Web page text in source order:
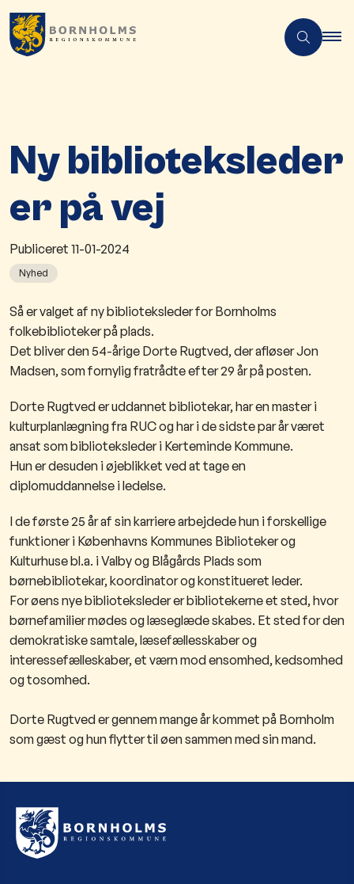
Ny biblioteksleder
er på vej
Publiceret 11-01-2024
Nyhed
Så er valget af ny biblioteksleder for Bornholms
folkebiblioteker på plads.
Det bliver den 54-årige Dorte Rugtved, der afløser Jon
Madsen, som fornylig fratrådte efter 29 år på posten.
Dorte Rugtved er uddannet bibliotekar, har en master i
kulturplanlægning fra RUC og har i de sidste par år været
ansat som biblioteksleder i Kerteminde Kommune.
Hun er desuden i øjeblikket ved at tage en
diplomuddannelse i ledelse.
I de første 25 år af sin karriere arbejdede hun i forskellige
funktioner i Københavns Kommunes Biblioteker og
Kulturhuse bl.a. i Valby og Blågårds Plads som
børnebibliotekar, koordinator og konstitueret leder.
For øens nye biblioteksleder er bibliotekerne et sted, hvor
børnefamilier mødes og læseglæde skabes. Et sted for den
demokratiske samtale, læsefællesskaber og
interessefælleskaber, et værn mod ensomhed, kedsomhed
og tosomhed.
Dorte Rugtved er gennem mange år kommet på Bornholm
som gæst og hun flytter til øen sammen med sin mand.